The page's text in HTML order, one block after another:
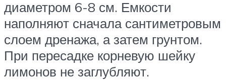
диаметром 6-8 см. Емкости
наполняют сначала сантиметровым
слоем дренажа, а затем грунтом.
При пересадке корневую шейку
лимонов не заглубляют.